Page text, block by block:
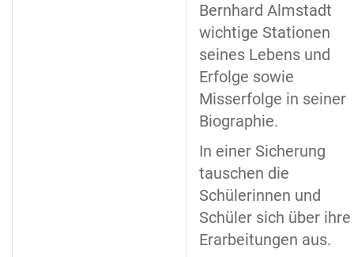
Bernhard Almstadt
wichtige Stationen
seines Lebens und
Erfolge sowie
Misserfolge in seiner
Biographie.
In einer Sicherung
tauschen die
Schülerinnen und
Schüler sich über ihre
Erarbeitungen aus.